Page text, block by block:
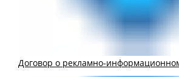
Договор о рекламно-